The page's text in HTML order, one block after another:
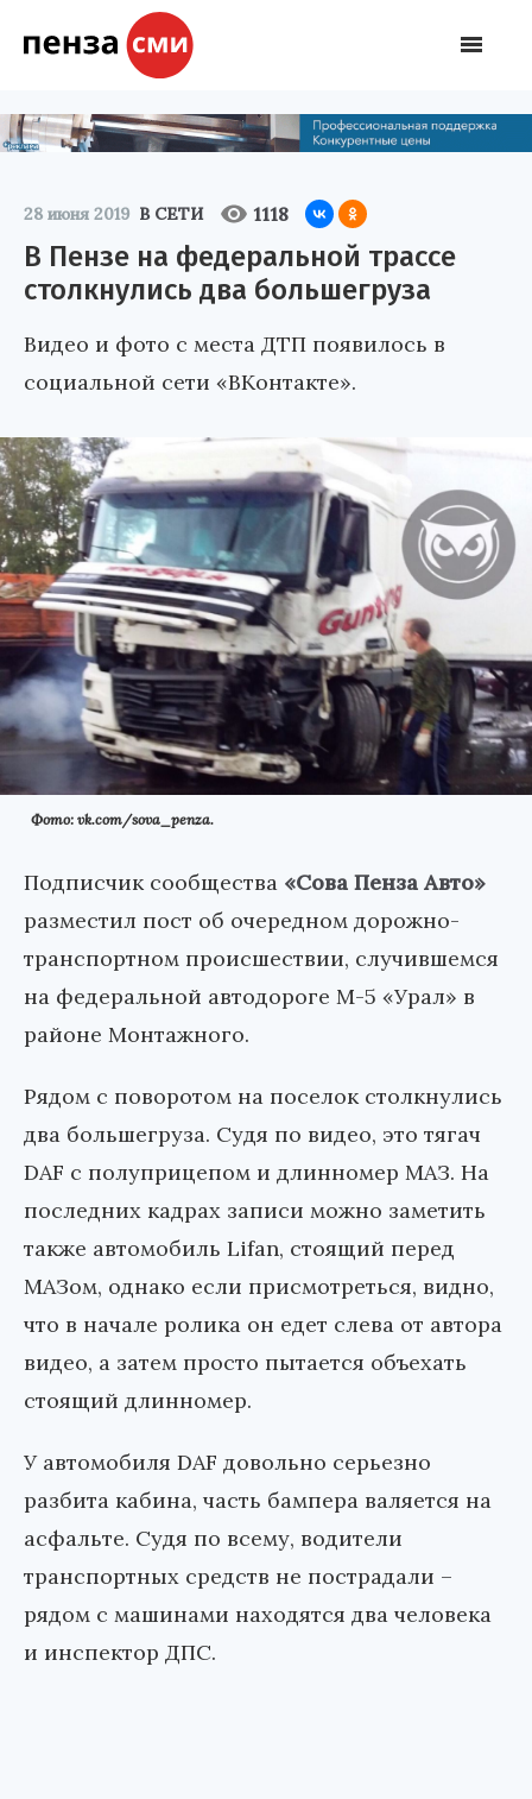
28 июня 2019 В СЕТИ 1118
В Пензе на федеральной трассе
столкнулись два большегруза
Видео и фото с места ДТП появилось в
социальной сети «ВКонтакте».
Фото: vk.com/sova_penza.
Подписчик сообщества «Сова Пенза Авто»
разместил пост об очередном дорожно-
транспортном происшествии, случившемся
на федеральной автодороге М-5 «Урал» в
районе Монтажного.
Рядом с поворотом на поселок столкнулись
два большегруза. Судя по видео, это тягач
DAF с полуприцепом и длинномер МАЗ. На
последних кадрах записи можно заметить
также автомобиль Lifan, стоящий перед
МАЗом, однако если присмотреться, видно,
что в начале ролика он едет слева от автора
видео, а затем просто пытается объехать
стоящий длинномер.
У автомобиля DAF довольно серьезно
разбита кабина, часть бампера валяется на
асфальте. Судя по всему, водители
транспортных средств не пострадали –
рядом с машинами находятся два человека
и инспектор ДПС.